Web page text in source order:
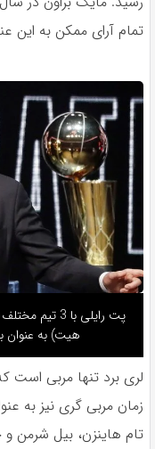
تمام آرای ممکن به این
پت رایلی با
هیت) به عنوان
زمان مربی گری نیز به
تام هاینزن، بیل شرمن